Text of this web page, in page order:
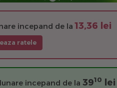
incepand de la13,36 lei
ratele
incepand de la 3910 lei